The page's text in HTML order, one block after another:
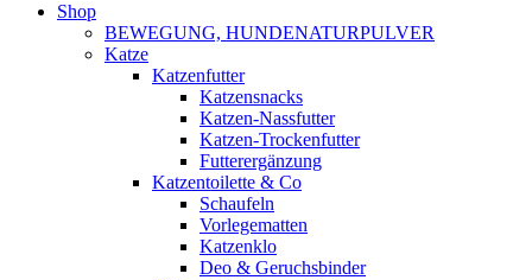
Shop
BEWEGUNG, HUNDENATURPULVER
Katze
Katzenfutter
Katzensnacks
Katzen-Nassfutter
Katzen-Trockenfutter
Futterergänzung
Katzentoilette & Co
Schaufeln
Vorlegematten
Katzenklo
Deo & Geruchsbinder